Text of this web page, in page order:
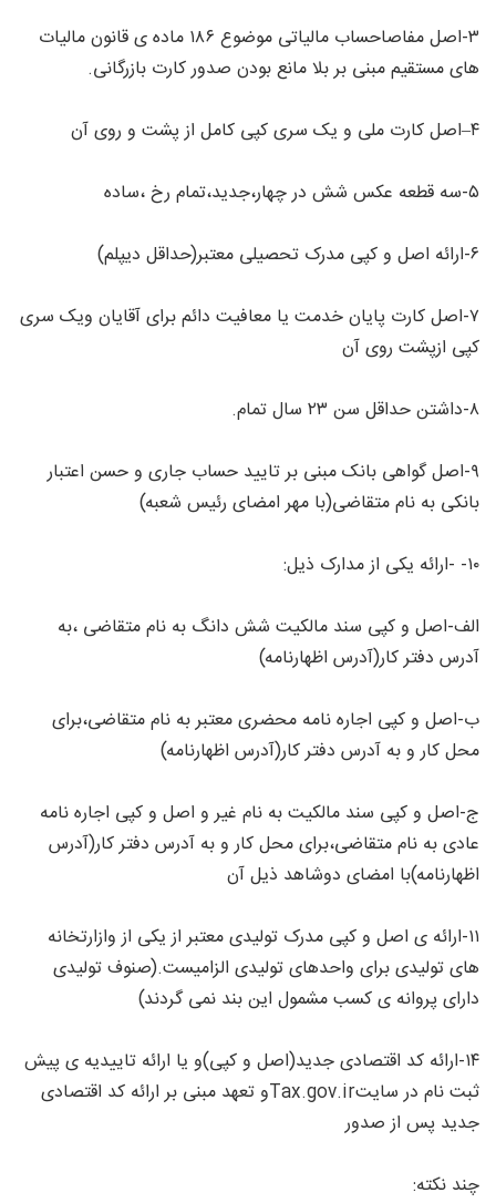
۳-اصل مفاصاحساب مالیاتی موضوع ۱۸۶ ماده ی قانون مالیات
های مستقیم مبنی بر بلا مانع بودن صدور کارت بازرگانی.
۴–اصل کارت ملی و یک سری کپی کامل از پشت و روی آن
۵-سه قطعه عکس شش در چهار،جدید،تمام رخ ،ساده
۶-ارائه اصل و کپی مدرک تحصیلی معتبر(حداقل دیپلم)
۷-اصل کارت پایان خدمت یا معافیت دائم برای آقایان ویک سری
کپی ازپشت روی آن
۸-داشتن حداقل سن ۲۳ سال تمام.
۹-اصل گواهی بانک مبنی بر تایید حساب جاری و حسن اعتبار
بانکی به نام متقاضی(با مهر امضای رئیس شعبه)
۱۰- -ارائه یکی از مدارک ذیل:
الف-اصل و کپی سند مالکیت شش دانگ به نام متقاضی ،به
آدرس دفتر کار(آدرس اظهارنامه)
ب-اصل و کپی اجاره نامه محضری معتبر به نام متقاضی،برای
محل کار و به آدرس دفتر کار(آدرس اظهارنامه)
ج-اصل و کپی سند مالکیت به نام غیر و اصل و کپی اجاره نامه
عادی به نام متقاضی،برای محل کار و به آدرس دفتر کار(آدرس
اظهارنامه)با امضای دوشاهد ذیل آن
۱۱-ارائه ی اصل و کپی مدرک تولیدی معتبر از یکی از وازارتخانه
های تولیدی برای واحدهای تولیدی الزامیست.(صنوف تولیدی
دارای پروانه ی کسب مشمول این بند نمی گردند)
۱۴-ارائه کد اقتصادی جدید(اصل و کپی)و یا ارائه تاییدیه ی پیش
ثبت نام در سایتTax.gov.irو تعهد مبنی بر ارائه کد اقتصادی
جدید پس از صدور
چند نکته: